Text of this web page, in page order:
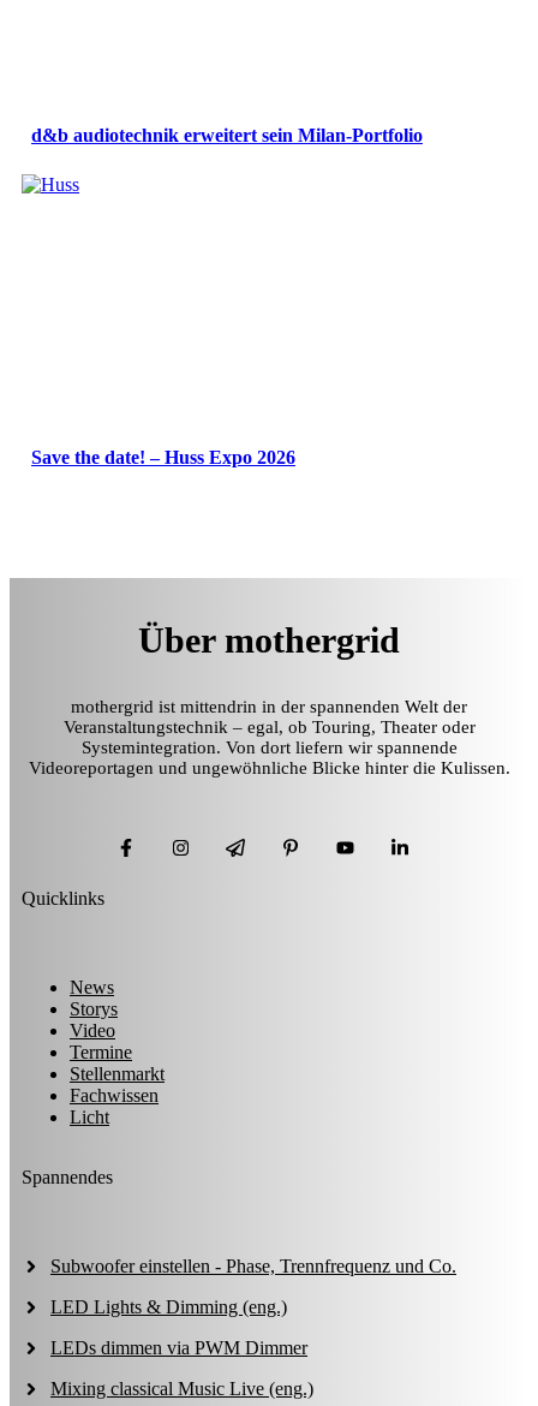
d&b audiotechnik erweitert sein Milan-Portfolio
Save the date! – Huss Expo 2026
Über mothergrid
mothergrid ist mittendrin in der spannenden Welt der
Veranstaltungstechnik – egal, ob Touring, Theater oder
Systemintegration. Von dort liefern wir spannende
Videoreportagen und ungewöhnliche Blicke hinter die Kulissen.
Quicklinks
News
Storys
Video
Termine
Stellenmarkt
Fachwissen
Licht
Spannendes
Subwoofer einstellen - Phase, Trennfrequenz und Co.
LED Lights & Dimming (eng.)
LEDs dimmen via PWM Dimmer
Mixing classical Music Live (eng.)